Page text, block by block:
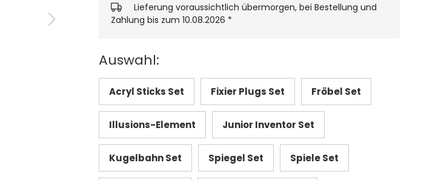
Lieferung voraussichtlich übermorgen, bei Bestellung und
Zahlung bis zum 10.08.2026 *
Auswahl:
Acryl Sticks Set Fixier Plugs Set Fröbel Set
Illusions-Element Junior Inventor Set
Kugelbahn Set Spiegel Set Spiele Set